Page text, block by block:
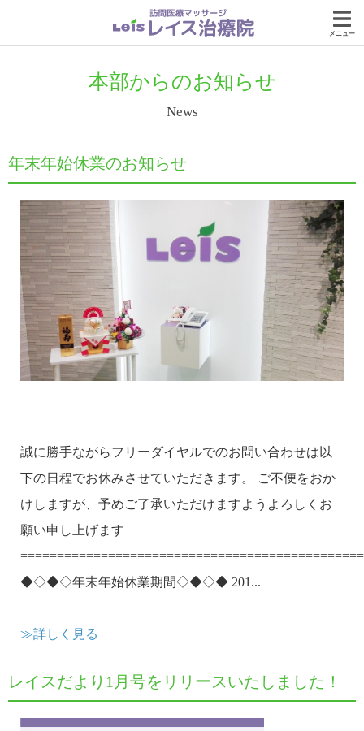
メニュー
本部からのお知らせ
News
年末年始休業のお知らせ
誠に勝手ながらフリーダイヤルでのお問い合わせは以
下の日程でお休みさせていただきます。 ご不便をおか
けしますが、予めご了承いただけますようよろしくお
願い申し上げます
===============================================
◆◇◆◇年末年始休業期間◇◆◇◆ 201...
≫詳しく見る
レイスだより1月号をリリースいたしました！